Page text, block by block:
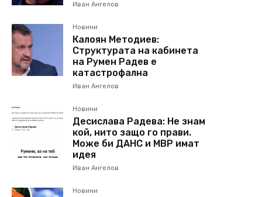
Иван Ангелов
Новини
Калоян Методиев:
Структурата на кабинета
на Румен Радев е
катастрофална
Иван Ангелов
Новини
Десислава Радева: Не знам
кой, нито защо го прави.
Може би ДАНС и МВР имат
идея
Иван Ангелов
Новини